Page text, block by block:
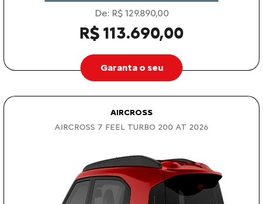
De: R$ 129.890,00
R$ 113.690,00
Garanta o seu
AIRCROSS
AIRCROSS 7 FEEL TURBO 200 AT 2026